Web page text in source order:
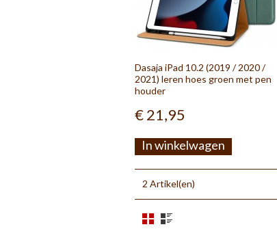
Dasaja iPad 10.2 (2019 / 2020 /
2021) leren hoes groen met pen
houder
€ 21,95
In winkelwagen
2 Artikel(en)